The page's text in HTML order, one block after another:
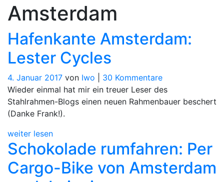
Amsterdam
Hafenkante Amsterdam:
Lester Cycles
4. Januar 2017 von Iwo 30 Kommentarezu
Hafenkante
Amsterdam:
Wieder einmal hat mir ein treuer Leser des
Stahlrahmen-Blogs einen neuen Rahmenbauer beschert
(Danke Frank!).
weiter lesen
Schokolade rumfahren: Per
Cargo-Bike von Amsterdam